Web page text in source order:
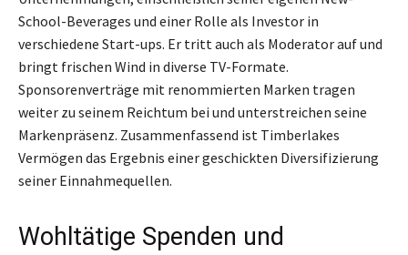
School-Beverages und einer Rolle als Investor in
verschiedene Start-ups. Er tritt auch als Moderator auf und
bringt frischen Wind in diverse TV-Formate.
Sponsorenverträge mit renommierten Marken tragen
weiter zu seinem Reichtum bei und unterstreichen seine
Markenpräsenz. Zusammenfassend ist Timberlakes
Vermögen das Ergebnis einer geschickten Diversifizierung
seiner Einnahmequellen.
Wohltätige Spenden und